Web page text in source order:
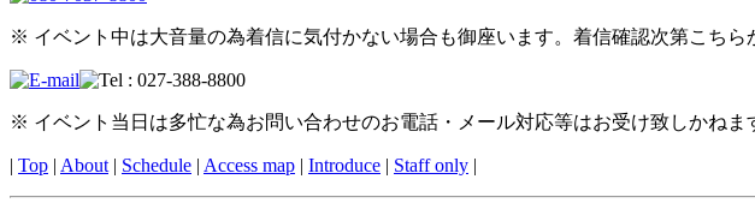
※ イベント中は大音量の為着信に気付かない場合も御座います。着信確認次第こちら
※ イベント当日は多忙な為お問い合わせのお電話・メール対応等はお受け致しかねま
Top About| Schedule Access map Introduce Staff only